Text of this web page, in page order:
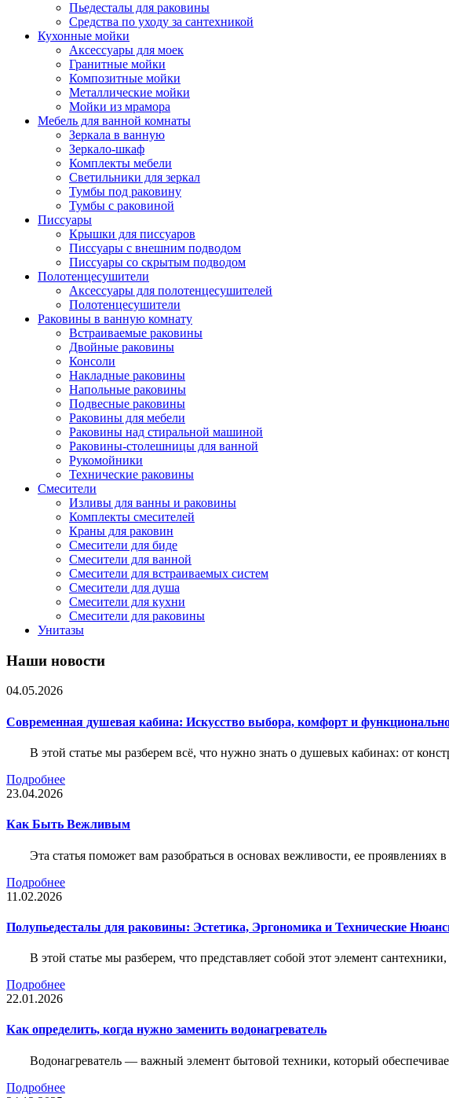
Пьедесталы для раковины
Средства по уходу за сантехникой
Кухонные мойки
Аксессуары для моек
Гранитные мойки
Композитные мойки
Металлические мойки
Мойки из мрамора
Мебель для ванной комнаты
Зеркала в ванную
Зеркало-шкаф
Комплекты мебели
Светильники для зеркал
Тумбы под раковину
Тумбы с раковиной
Писсуары
Крышки для писсуаров
Писсуары с внешним подводом
Писсуары со скрытым подводом
Полотенцесушители
Аксессуары для полотенцесушителей
Полотенцесушители
Раковины в ванную комнату
Встраиваемые раковины
Двойные раковины
Консоли
Накладные раковины
Напольные раковины
Подвесные раковины
Раковины для мебели
Раковины над стиральной машиной
Раковины-столешницы для ванной
Рукомойники
Технические раковины
Смесители
Изливы для ванны и раковины
Комплекты смесителей
Краны для раковин
Смесители для биде
Смесители для ванной
Смесители для встраиваемых систем
Смесители для душа
Смесители для кухни
Смесители для раковины
Унитазы
Наши новости
04.05.2026
Современная душевая кабина: Искусство выбора, комфорт и
В этой статье мы разберем всё, что нужно знать о душевых кабинах: от
Подробнее
23.04.2026
Как Быть Вежливым
Эта статья поможет вам разобраться в основах вежливости, ее
Подробнее
11.02.2026
Полупьедесталы для раковины: Эстетика, Эргономика и Технические
В этой статье мы разберем, что представляет собой этот элемент
Подробнее
22.01.2026
Как определить, когда нужно заменить водонагреватель
Водонагреватель — важный элемент бытовой техники, который
Подробнее